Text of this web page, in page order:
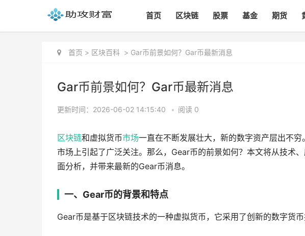
首页 区块链 股票 基金 期货
首页 > 区块百科 > Gar币前景如何？Gar币最新消息
Gar币前景如何？Gar币最新消息
更新时间：2026-06-02 14:15:40 • 阅读 0
区块链和虚拟货币市场一直在不断发展壮大，新的数字资产层出不
市场上引起了广泛关注。那么，Gear币的前景如何？本文将从技术
面分析，并带来最新的Gear币消息。
一、Gear币的背景和特点
Gear币是基于区块链技术的一种虚拟货币，它采用了创新的数字货币